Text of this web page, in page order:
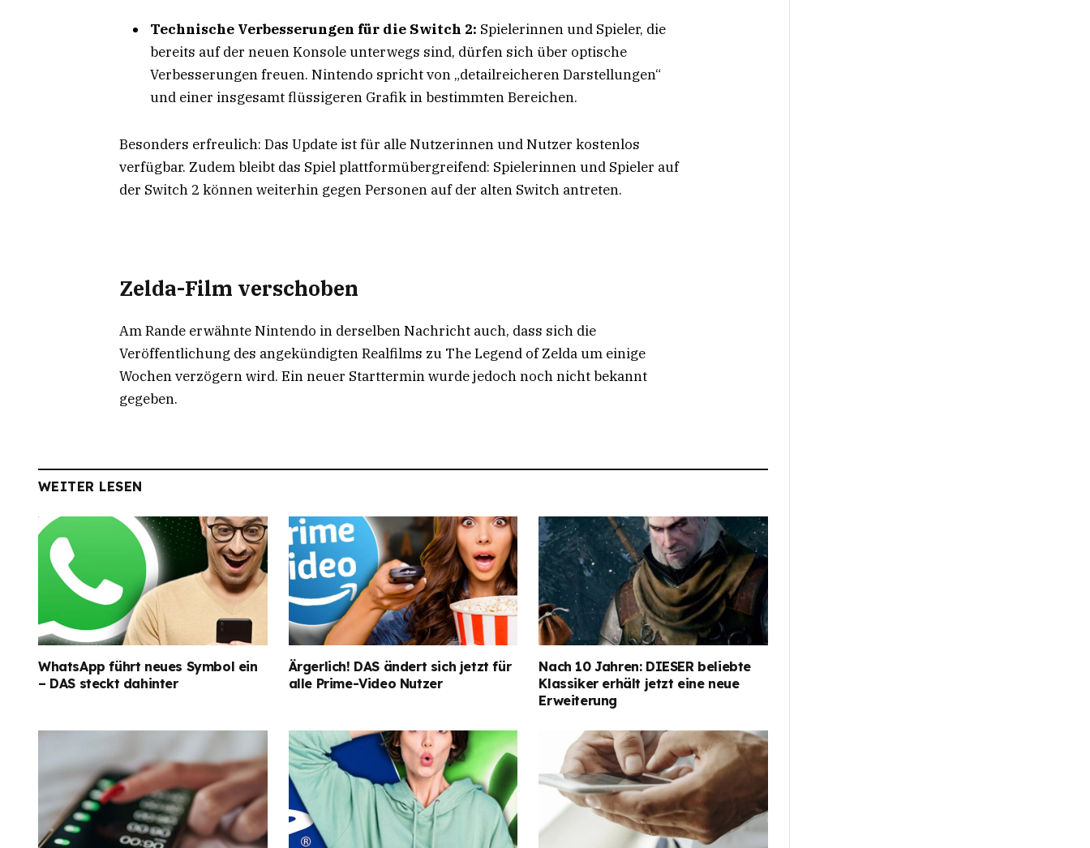
Technische Verbesserungen für die Switch 2: Spielerinnen und Spieler, die
bereits auf der neuen Konsole unterwegs sind, dürfen sich über optische
Verbesserungen freuen. Nintendo spricht von „detailreicheren Darstellungen“
und einer insgesamt flüssigeren Grafik in bestimmten Bereichen.
Besonders erfreulich: Das Update ist für alle Nutzerinnen und Nutzer kostenlos
verfügbar. Zudem bleibt das Spiel plattformübergreifend: Spielerinnen und Spieler auf
der Switch 2 können weiterhin gegen Personen auf der alten Switch antreten.
Zelda-Film verschoben
Am Rande erwähnte Nintendo in derselben Nachricht auch, dass sich die
Veröffentlichung des angekündigten Realfilms zu The Legend of Zelda um einige
Wochen verzögern wird. Ein neuer Starttermin wurde jedoch noch nicht bekannt
gegeben.
WEITER LESEN
WhatsApp führt neues Symbol ein
– DAS steckt dahinter
Ärgerlich! DAS ändert sich jetzt für
alle Prime-Video Nutzer
Nach 10 Jahren: DIESER beliebte
Klassiker erhält jetzt eine neue
Erweiterung